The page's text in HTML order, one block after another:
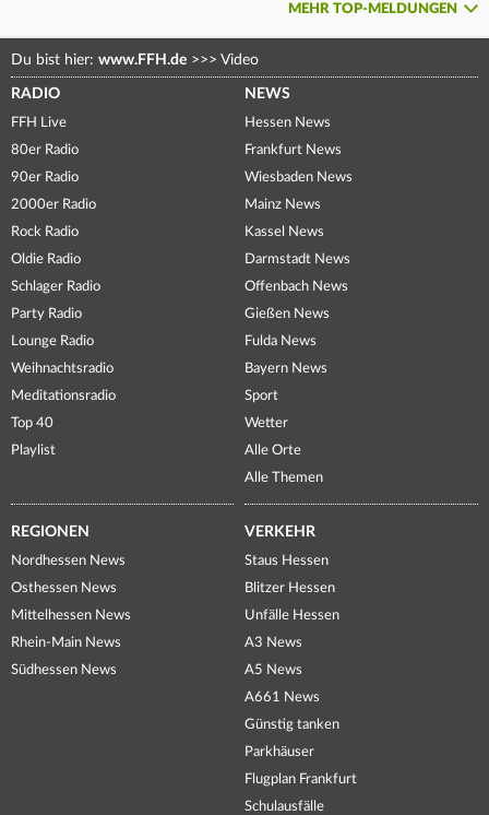
MEHR TOP-MELDUNGEN
Du bist hier: www.FFH.de >>> Video
RADIO
FFH Live
80er Radio
90er Radio
2000er Radio
Rock Radio
Oldie Radio
Schlager Radio
Party Radio
Lounge Radio
Weihnachtsradio
Meditationsradio
Top 40
Playlist
NEWS
Hessen News
Frankfurt News
Wiesbaden News
Mainz News
Kassel News
Darmstadt News
Offenbach News
Gießen News
Fulda News
Bayern News
Sport
Wetter
Alle Orte
Alle Themen
REGIONEN
Nordhessen News
Osthessen News
Mittelhessen News
Rhein-Main News
Südhessen News
VERKEHR
Staus Hessen
Blitzer Hessen
Unfälle Hessen
A3 News
A5 News
A661 News
Günstig tanken
Parkhäuser
Flugplan Frankfurt
Schulausfälle